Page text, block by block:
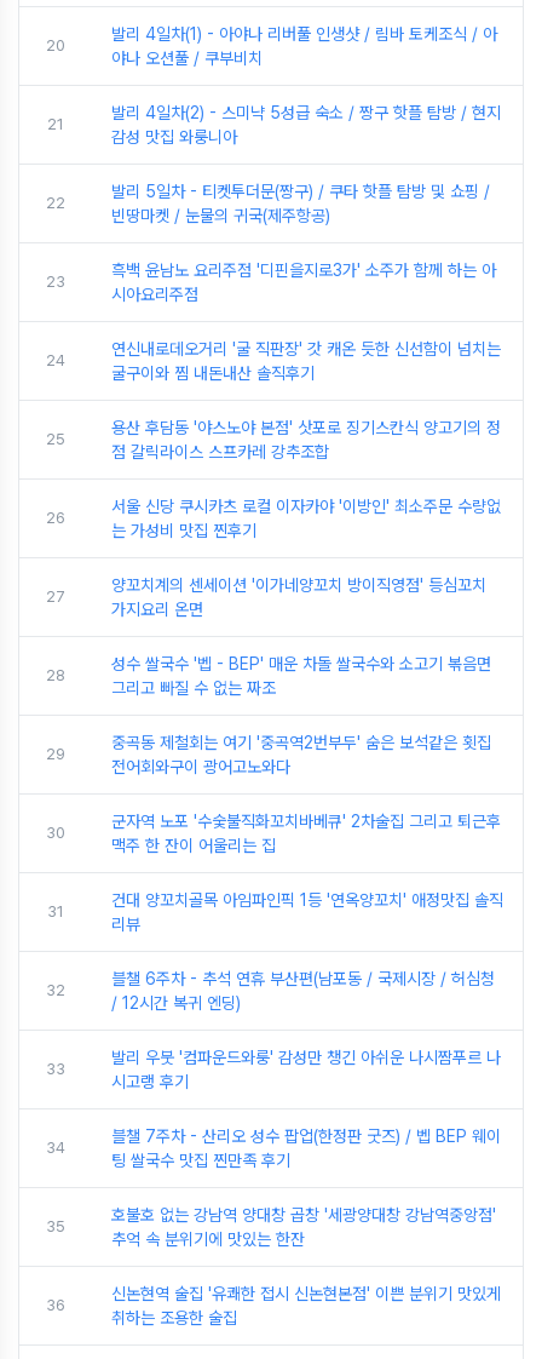
20
발리 4일차(1) - 아야나 리버풀 인생샷 / 림바 토케조식 / 아
야나 오션풀 / 쿠부비치
21
발리 4일차(2) - 스미냑 5성급 숙소 / 짱구 핫플 탐방 / 현지
감성 맛집 와룽니아
22
발리 5일차 - 티켓투더문(짱구) / 쿠타 핫플 탐방 및 쇼핑 /
빈땅마켓 / 눈물의 귀국(제주항공)
23
흑백 윤남노 요리주점 '디핀을지로3가' 소주가 함께 하는 아
시아요리주점
24
연신내로데오거리 '굴 직판장' 갓 캐온 듯한 신선함이 넘치는
굴구이와 찜 내돈내산 솔직후기
25
용산 후담동 '야스노야 본점' 삿포로 징기스칸식 양고기의 정
점 갈릭라이스 스프카레 강추조합
26
서울 신당 쿠시카츠 로컬 이자카야 '이방인' 최소주문 수량없
는 가성비 맛집 찐후기
27
양꼬치계의 센세이션 '이가네양꼬치 방이직영점' 등심꼬치
가지요리 온면
28
성수 쌀국수 '벱 - BEP' 매운 차돌 쌀국수와 소고기 볶음면
그리고 빠질 수 없는 짜조
29
중곡동 제철회는 여기 '중곡역2번부두' 숨은 보석같은 횟집
전어회와구이 광어고노와다
30
군자역 노포 '수숯불직화꼬치바베큐' 2차술집 그리고 퇴근후
맥주 한 잔이 어울리는 집
31
건대 양꼬치골목 아임파인픽 1등 '연옥양꼬치' 애정맛집 솔직
리뷰
32
블챌 6주차 - 추석 연휴 부산편(남포동 / 국제시장 / 허심청
/ 12시간 복귀 엔딩)
33
발리 우붓 '컴파운드와룽' 감성만 챙긴 아쉬운 나시짬푸르 나
시고랭 후기
34
블챌 7주차 - 산리오 성수 팝업(한정판 굿즈) / 벱 BEP 웨이
팅 쌀국수 맛집 찐만족 후기
35
호불호 없는 강남역 양대창 곱창 '세광양대창 강남역중앙점'
추억 속 분위기에 맛있는 한잔
36
신논현역 술집 '유쾌한 접시 신논현본점' 이쁜 분위기 맛있게
취하는 조용한 술집